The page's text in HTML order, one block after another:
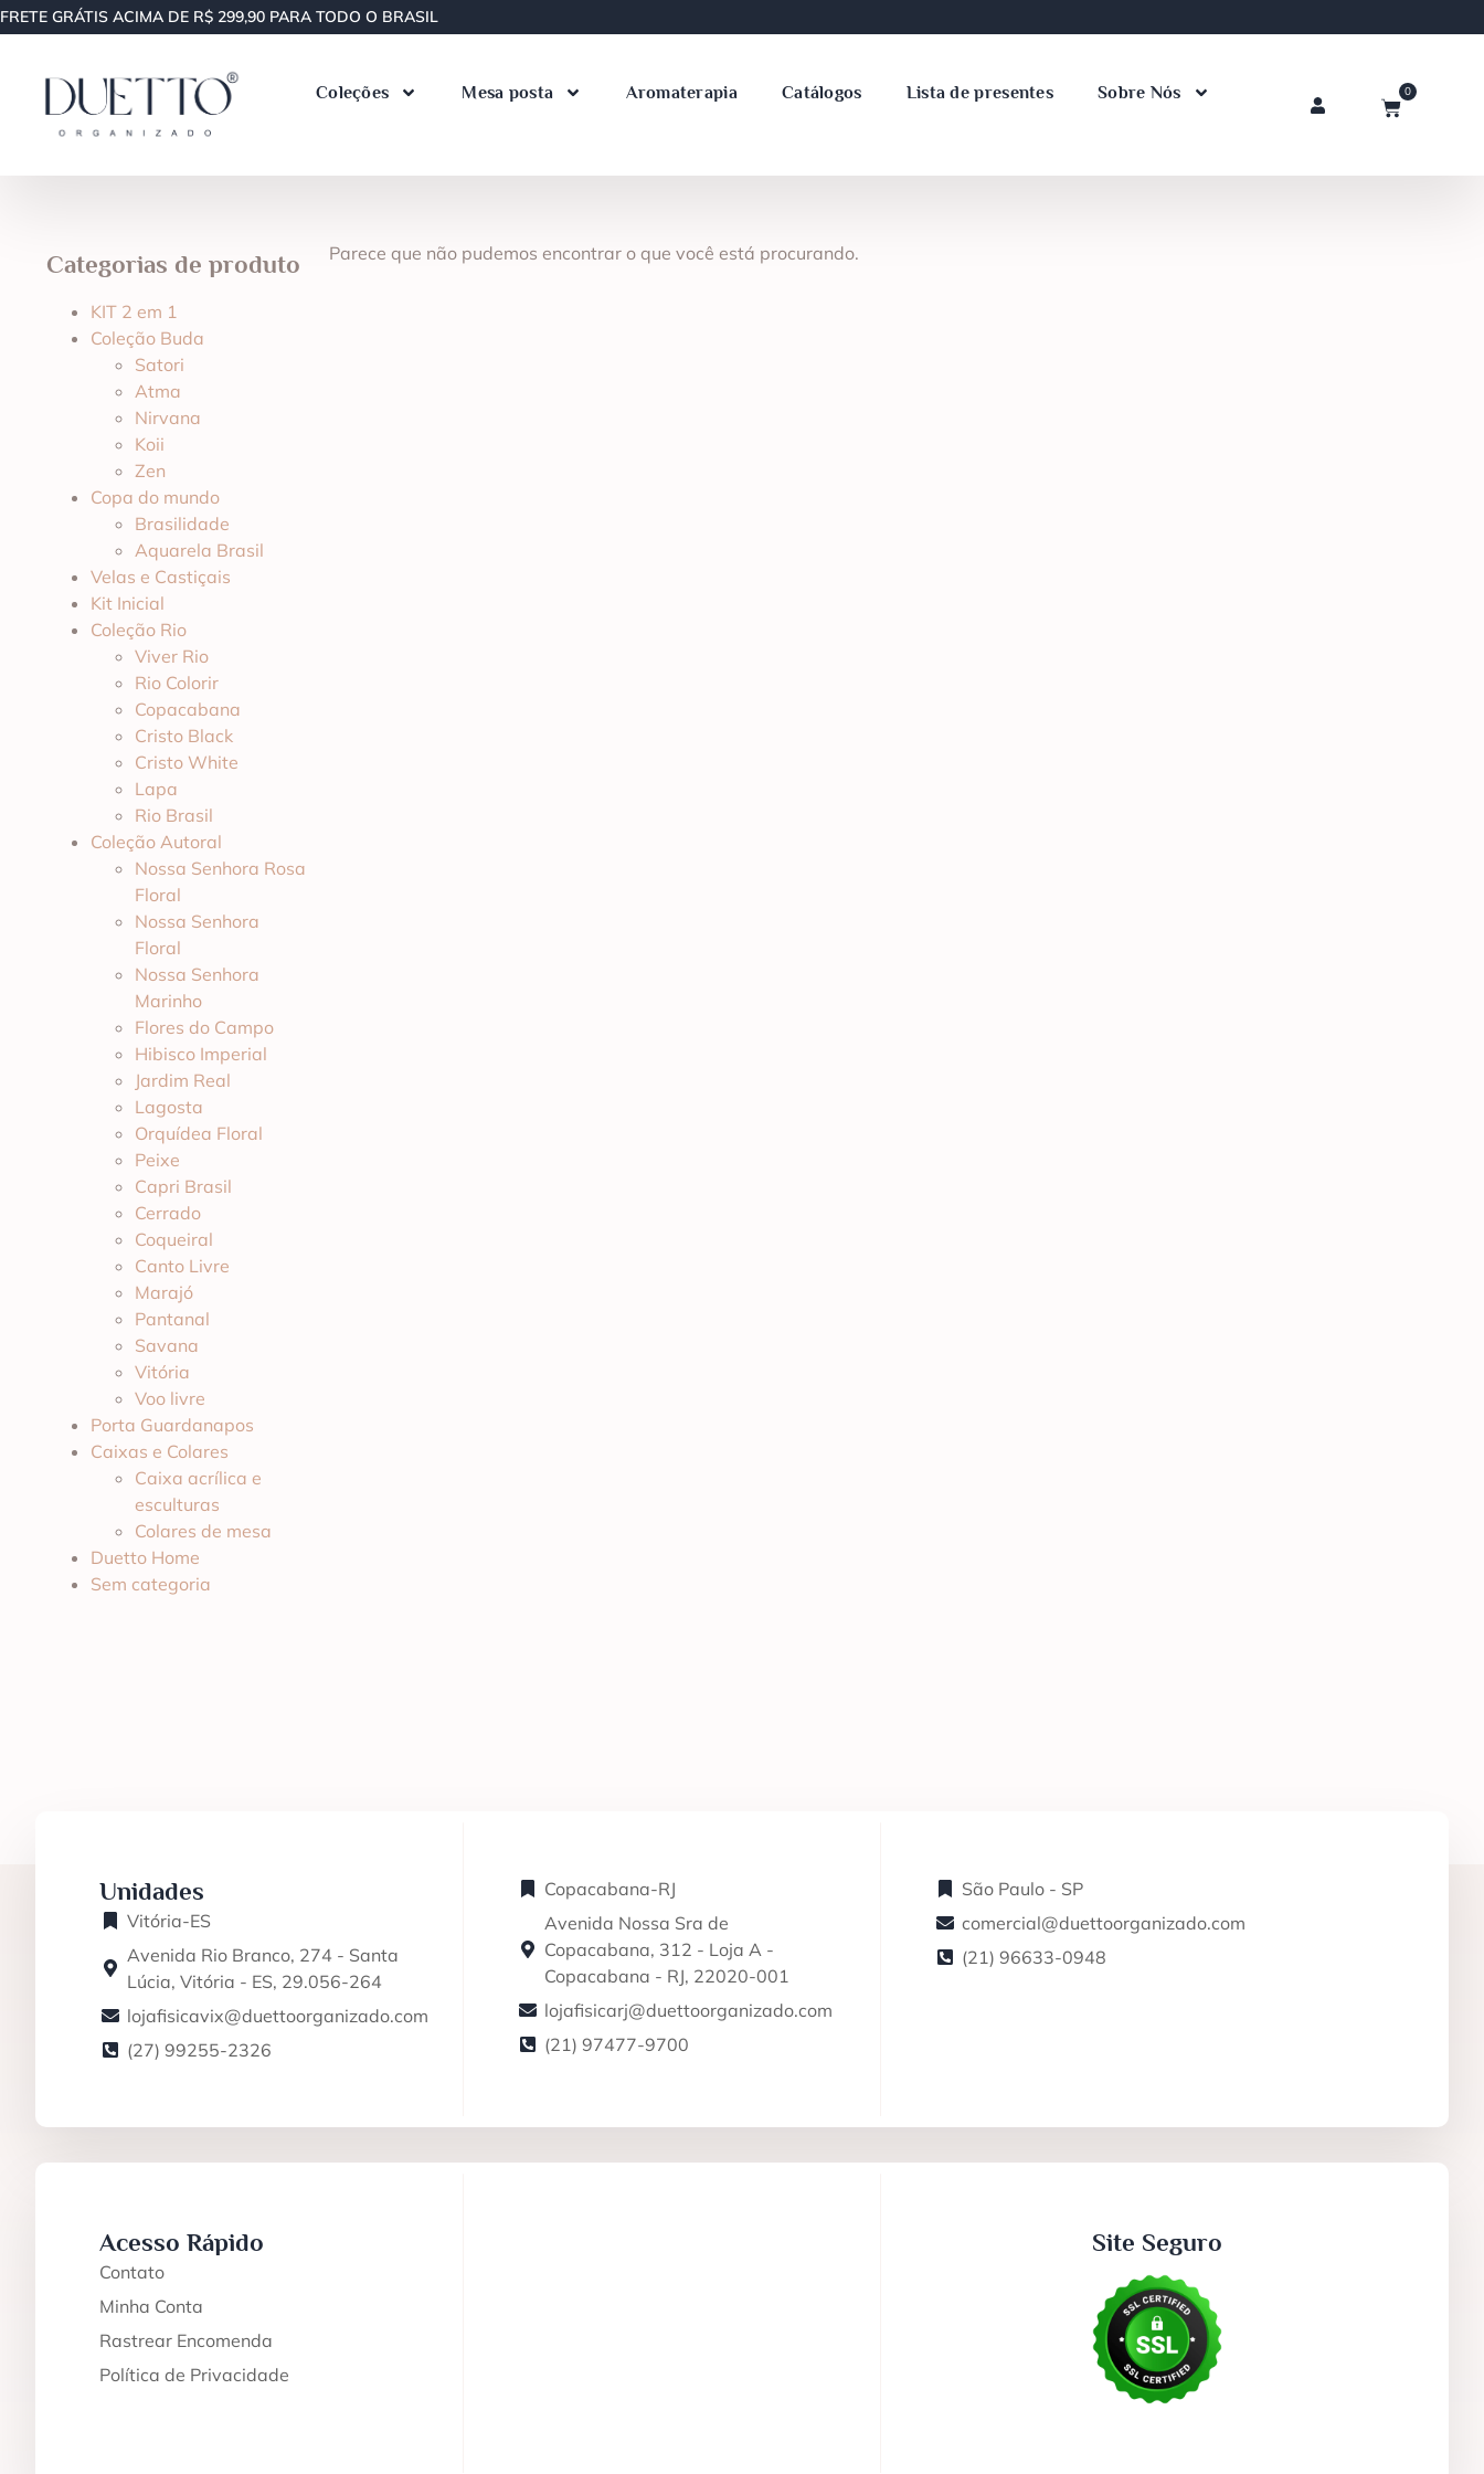
FRETE GRÁTIS ACIMA DE R$ 299,90 PARA TODO O BRASIL
Coleções Mesa posta Aromaterapia Catálogos Lista de presentes Sobre Nós 0
Categorias de produto
KIT 2 em 1
Coleção Buda
Satori
Atma
Nirvana
Koii
Zen
Copa do mundo
Brasilidade
Aquarela Brasil
Velas e Castiçais
Kit Inicial
Coleção Rio
Viver Rio
Rio Colorir
Copacabana
Cristo Black
Cristo White
Lapa
Rio Brasil
Coleção Autoral
Nossa Senhora Rosa
Floral
Nossa Senhora
Floral
Nossa Senhora
Marinho
Flores do Campo
Hibisco Imperial
Jardim Real
Lagosta
Orquídea Floral
Peixe
Capri Brasil
Cerrado
Coqueiral
Canto Livre
Marajó
Pantanal
Savana
Vitória
Voo livre
Porta Guardanapos
Caixas e Colares
Caixa acrílica e
esculturas
Colares de mesa
Duetto Home
Sem categoria
Parece que não pudemos encontrar o que você está procurando.
Unidades
Vitória-ES
Avenida Rio Branco, 274 - Santa
Lúcia, Vitória - ES, 29.056-264
lojafisicavix@duettoorganizado.com
(27) 99255-2326
Copacabana-RJ
Avenida Nossa Sra de
Copacabana, 312 - Loja A -
Copacabana - RJ, 22020-001
lojafisicarj@duettoorganizado.com
(21) 97477-9700
São Paulo - SP
comercial@duettoorganizado.com
(21) 96633-0948
Acesso Rápido
Contato
Minha Conta
Rastrear Encomenda
Política de Privacidade
Site Seguro